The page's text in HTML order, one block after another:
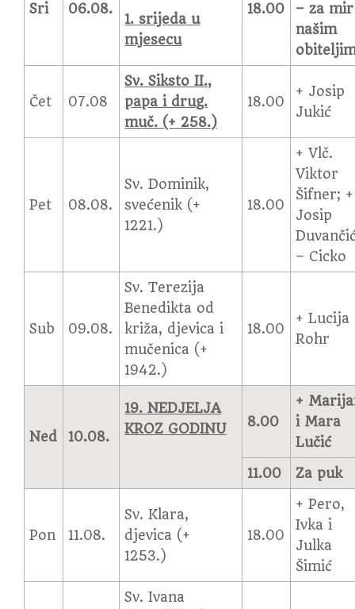
Sri 06.08.
1. srijeda u
mjesecu
18.00
– za
našim
Čet 07.08
Sv. Siksto II.,
papa i drug.
muč. (+ 258.)
18.00
+ Josip
Jukić
Pet 08.08.
Sv. Dominik,
svećenik (+
1221.)
18.00
+ Vlč.
Viktor
Šifner; +
Josip
– Cicko
Sub 09.08.
Sv. Terezija
Benedikta od
križa, djevica i
mučenica (+
1942.)
18.00
+ Lucija
Rohr
Ned 10.08.
19. NEDJELJA
KROZ GODINU
8.00
+
i Mara
Lučić
11.00
Za puk
Pon 11.08.
Sv. Klara,
djevica (+
1253.)
18.00
+ Pero,
Ivka i
Julka
Šimić
Sv. Ivana